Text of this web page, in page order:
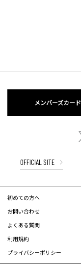
メンバーズカード
OFFICIAL SITE
初めての方へ
お問い合わせ
よくある質問
利用規約
プライバシーポリシー